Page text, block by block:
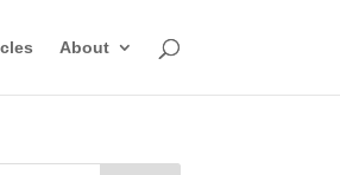
About